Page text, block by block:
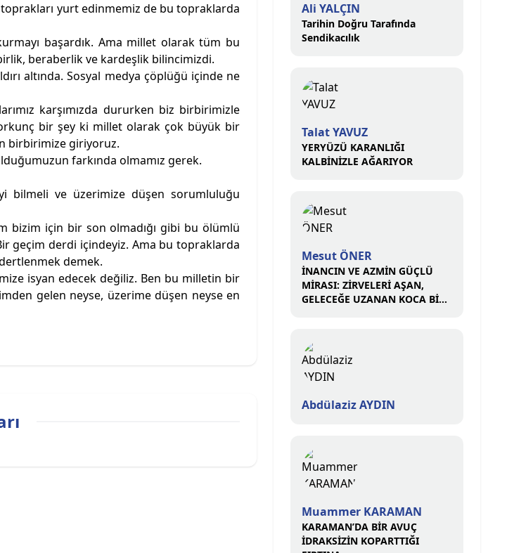
yurt edinmemiz de bu topraklarda
başardık. Ama millet olarak tüm bu
beraberlik ve kardeşlik bilincimizdi.
altında. Sosyal medya çöplüğü içinde ne
karşımızda dururken biz birbirimizle
bir şey ki millet olarak çok büyük bir
birbirimize giriyoruz.
farkında olmamız gerek.
bilmeli ve üzerimize düşen sorumluluğu
bizim için bir son olmadığı gibi bu ölümlü
geçim derdi içindeyiz. Ama bu topraklarda
demek.
isyan edecek değiliz. Ben bu milletin bir
gelen neyse, üzerime düşen neyse en
Ali YALÇIN
Tarihin Doğru Tarafında
Sendikacılık
Talat YAVUZ
YERYÜZÜ KARANLIĞI
KALBİNİZLE AĞARIYOR
Mesut ÖNER
İNANCIN VE AZMİN GÜÇLÜ
MİRASI: ZİRVELERİ AŞAN,
GELECEĞE UZANAN KOCA BİR
Abdülaziz AYDIN
Muammer KARAMAN
KARAMAN’DA BİR AVUÇ
İDRAKSİZİN KOPARTTIĞI